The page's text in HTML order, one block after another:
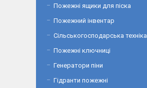
Пожежні ящики для піска
Пожежний інвентар
Сільськогосподарська техніка
Пожежні ключниці
Генератори піни
Гідранти пожежні